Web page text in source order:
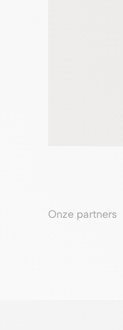
Onze partners